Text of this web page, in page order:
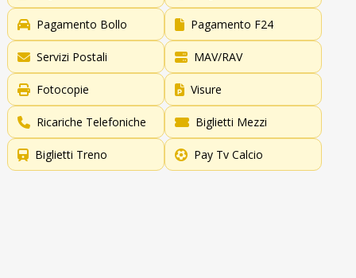
Pagamento Bollo Pagamento F24
Servizi Postali MAV/RAV
Fotocopie Visure
Ricariche Telefoniche Biglietti Mezzi
Biglietti Treno Pay Tv Calcio